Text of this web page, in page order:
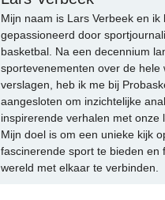
Mijn naam is Lars Verbeek en ik
gepassioneerd door
basketbal. Na een decennium
sportevenementen over de hele
verslagen, heb ik me bij
aangesloten om inzichtelijke
inspirerende verhalen met onze
Mijn doel is om een unieke kijk
fascinerende sport te bieden en
wereld met elkaar te verbinden.